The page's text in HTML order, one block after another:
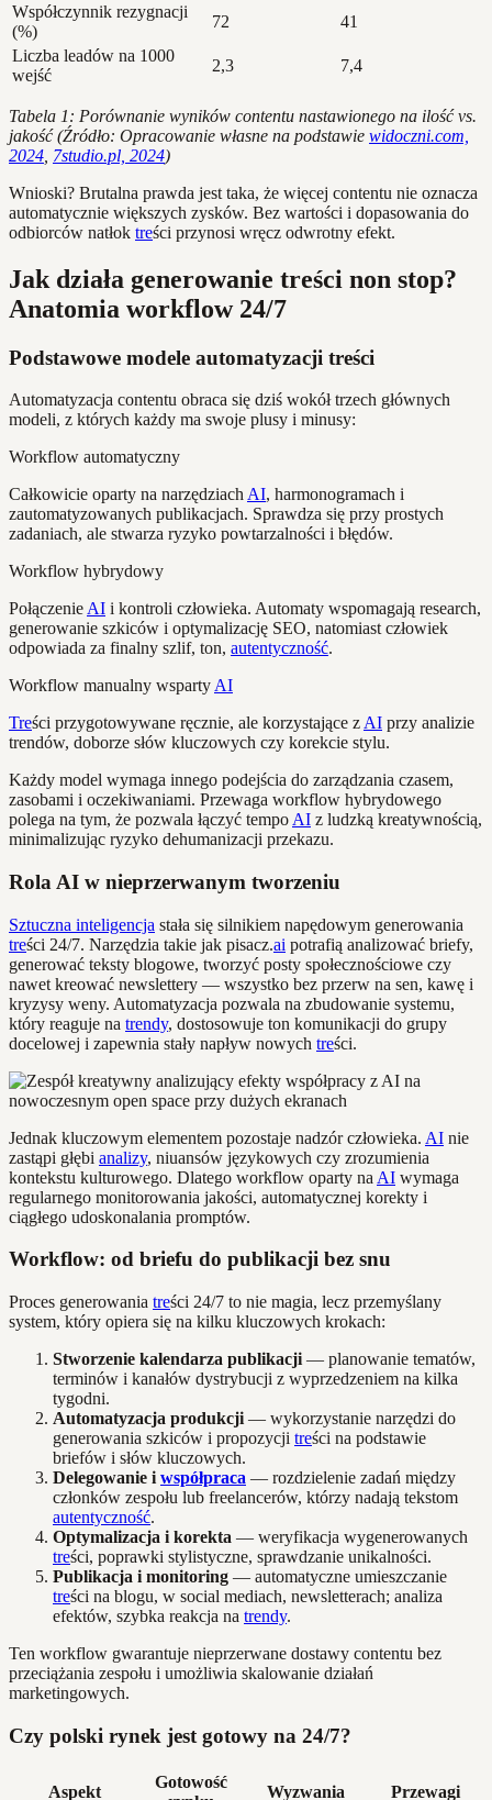
Współczynnik rezygnacji
(%)
72
41
Liczba leadów na 1000
wejść
2,3 7,4
Tabela 1: Porównanie wyników contentu nastawionego na ilość vs.
jakość (Źródło: Opracowanie własne na podstawie widoczni.com,
2024 7studio.pl, 2024)
Wnioski? Brutalna prawda jest taka, że więcej contentu nie oznacza
automatycznie większych zysków. Bez wartości i dopasowania do
odbiorców natłok treści przynosi wręcz odwrotny efekt.
Jak działa generowanie treści non stop?
Anatomia workflow 24/7
Podstawowe modele automatyzacji treści
Automatyzacja contentu obraca się dziś wokół trzech głównych
modeli, z których każdy ma swoje plusy i minusy:
Workflow automatyczny
Całkowicie oparty na narzędziach AI, harmonogramach i
zautomatyzowanych publikacjach. Sprawdza się przy prostych
zadaniach, ale stwarza ryzyko powtarzalności i błędów.
Workflow hybrydowy
Połączenie AI i kontroli człowieka. Automaty wspomagają research,
generowanie szkiców i optymalizację SEO, natomiast człowiek
odpowiada za finalny szlif, ton, autentyczność.
Workflow manualny wsparty AI
Treści przygotowywane ręcznie, ale korzystające z AI przy analizie
trendów, doborze słów kluczowych czy korekcie stylu.
Każdy model wymaga innego podejścia do zarządzania czasem,
zasobami i oczekiwaniami. Przewaga workflow hybrydowego
polega na tym, że pozwala łączyć tempo AI z ludzką kreatywnością,
minimalizując ryzyko dehumanizacji przekazu.
Rola AI w nieprzerwanym tworzeniu
Sztuczna inteligencja stała się silnikiem napędowym generowania
treści 24/7. Narzędzia takie jak pisacz.ai potrafią analizować briefy,
generować teksty blogowe, tworzyć posty społecznościowe czy
nawet kreować newslettery — wszystko bez przerw na sen, kawę i
kryzysy weny. Automatyzacja pozwala na zbudowanie systemu,
który reaguje na trendy, dostosowuje ton komunikacji do grupy
docelowej i zapewnia stały napływ nowych treści.
Jednak kluczowym elementem pozostaje nadzór człowieka. AI nie
zastąpi głębi analizy, niuansów językowych czy zrozumienia
kontekstu kulturowego. Dlatego workflow oparty na AI wymaga
regularnego monitorowania jakości, automatycznej korekty i
ciągłego udoskonalania promptów.
Workflow: od briefu do publikacji bez snu
Proces generowania treści 24/7 to nie magia, lecz przemyślany
system, który opiera się na kilku kluczowych krokach:
Stworzenie kalendarza publikacji — planowanie tematów,
terminów i kanałów dystrybucji z wyprzedzeniem na kilka
tygodni.
Automatyzacja produkcji — wykorzystanie narzędzi do
generowania szkiców i propozycji treści na podstawie
briefów i słów kluczowych.
Delegowanie i współpraca — rozdzielenie zadań między
członków zespołu lub freelancerów, którzy nadają tekstom
autentyczność.
Optymalizacja i korekta — weryfikacja wygenerowanych
treści, poprawki stylistyczne, sprawdzanie unikalności.
Publikacja i monitoring — automatyczne umieszczanie
treści na blogu, w social mediach, newsletterach; analiza
efektów, szybka reakcja na trendy.
Ten workflow gwarantuje nieprzerwane dostawy contentu bez
przeciążania zespołu i umożliwia skalowanie działań
marketingowych.
Czy polski rynek jest gotowy na 24/7?
Aspekt
Gotowość
Wyzwania Przewagi